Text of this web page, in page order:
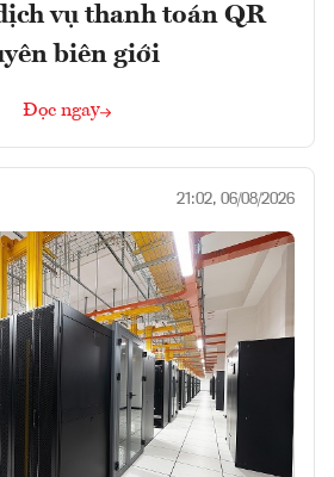
vụ thanh toán QR
biên giới
Đọc ngay
21:02, 06/08/2026